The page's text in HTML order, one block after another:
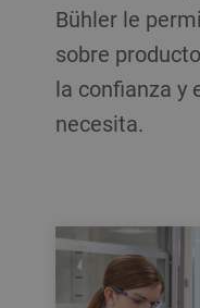
Bühler le
sobre
la confianza y
necesita.